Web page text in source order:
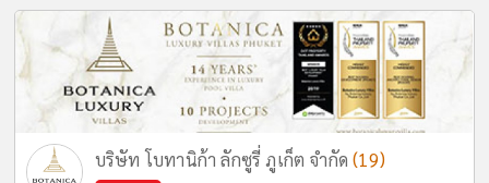
บริษัท โบทานิก้า ลักซูรี่ ภูเก็ต จำกัด(19)